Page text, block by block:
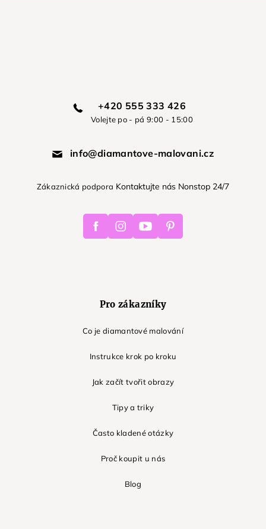
+420 555 333 426
Volejte po - pá 9:00 - 15:00
info@diamantove-malovani.cz
Zákaznická podpora Kontaktujte nás Nonstop 24/7
FacebookInstagramYoutube Pinterest
Pro zákazníky
Co je diamantové malování
Instrukce krok po kroku
Jak začít tvořit obrazy
Tipy a triky
Často kladené otázky
Proč koupit u nás
Blog